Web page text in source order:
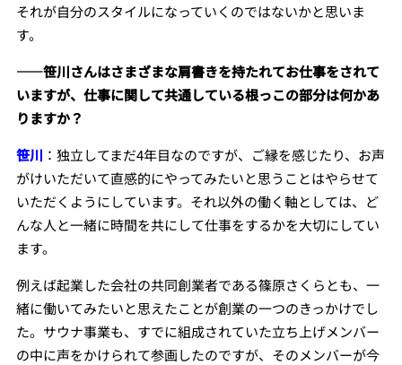
それが自分のスタイルになっていくのではないかと思いま
す。
――笹川さんはさまざまな肩書きを持たれてお仕事をされて
いますが、仕事に関して共通している根っこの部分は何かあ
りますか？
笹川 ：独立してまだ4年目なのですが、ご縁を感じたり、お声
がけいただいて直感的にやってみたいと思うことはやらせて
いただくようにしています。それ以外の働く軸としては、ど
んな人と一緒に時間を共にして仕事をするかを大切にしてい
ます。
例えば起業した会社の共同創業者である篠原さくらとも、一
緒に働いてみたいと思えたことが創業の一つのきっかけでし
た。サウナ事業も、すでに組成されていた立ち上げメンバー
の中に声をかけられて参画したのですが、そのメンバーが今